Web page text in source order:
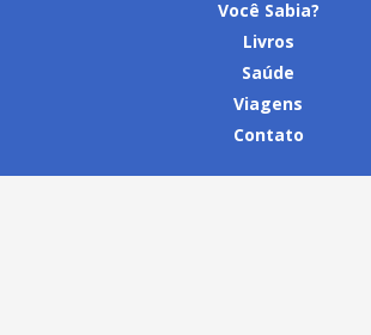
Você Sabia?
Livros
Saúde
Viagens
Contato